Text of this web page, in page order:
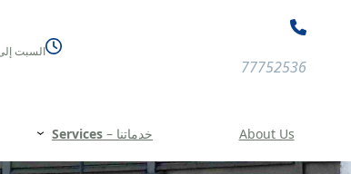
77752536
السبت إلى
About Us خدماتنا – Services